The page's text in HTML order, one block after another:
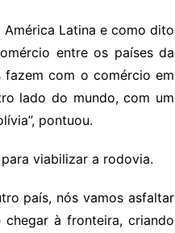
América Latina e como dito
entre os países da
fazem com o comércio em
lado do mundo, com um
pontuou.
viabilizar a rodovia.
país, nós vamos asfaltar
à fronteira, criando